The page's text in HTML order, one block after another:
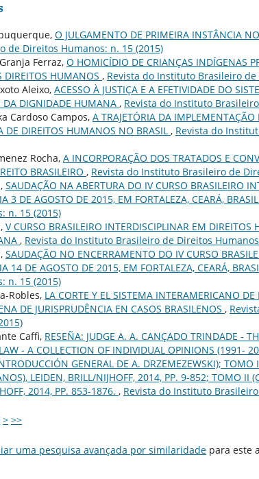
O JULGAMENTO DE PRIMEIRA INSTÂNCIA
de Direitos Humanos: n. 15 (2015)
Ferraz, O HOMICÍDIO DE CRIANÇAS INDÍGENAS
DIREITOS HUMANOS , Revista do Instituto Brasileiro
Aleixo, ACESSO À JUSTIÇA E A EFETIVIDADE DO
DA DIGNIDADE HUMANA , Revista do Instituto
Cardoso Campos, A TRAJETÓRIA DA IMPLEMENTAÇÃO
DE DIREITOS HUMANOS NO BRASIL , Revista do
Rocha, A INCORPORAÇÃO DOS TRATADOS E
BRASILEIRO , Revista do Instituto Brasileiro de
SAUDAÇÃO NA ABERTURA DO IV CURSO BRASILEIRO
3 DE AGOSTO DE 2015, EM FORTALEZA, CEARÁ, BRASIL
n. 15 (2015)
V CURSO BRASILEIRO INTERDISCIPLINAR EM
, Revista do Instituto Brasileiro de Direitos
SAUDAÇÃO NO ENCERRAMENTO DO IV CURSO
14 DE AGOSTO DE 2015, EM FORTALEZA, CEARÁ,
n. 15 (2015)
Robles, LA CORTE Y EL SISTEMA INTERAMERICANO
DE JURISPRUDÊNCIA EN CASOS BRASILENOS ,
Caffi, RESEÑA: JUDGE A. A. CANÇADO TRINDADE -
- A COLLECTION OF INDIVIDUAL OPINIONS (1991-
GENERAL DE A. DRZEMEZEWSKI); TOMO
LEIDEN, BRILL/NIJHOFF, 2014, PP. 9-852; TOMO II
2014, PP. 853-1876. , Revista do Instituto
> >>
uma pesquisa avançada por similaridade para este